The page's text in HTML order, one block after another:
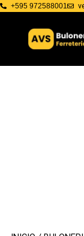
Ir
contenido
+595 972588001